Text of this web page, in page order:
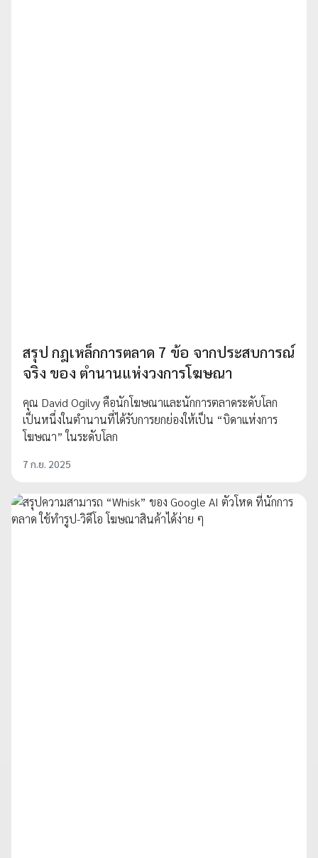
สรุป กฎเหล็กการตลาด 7 ข้อ จากประสบการณ์
จริง ของ ตำนานแห่งวงการโฆษณา
คุณ David Ogilvy คือนักโฆษณาและนักการตลาดระดับโลก
เป็นหนึ่งในตำนานที่ได้รับการยกย่องให้เป็น “บิดาแห่งการ
โฆษณา” ในระดับโลก
7 ก.ย. 2025